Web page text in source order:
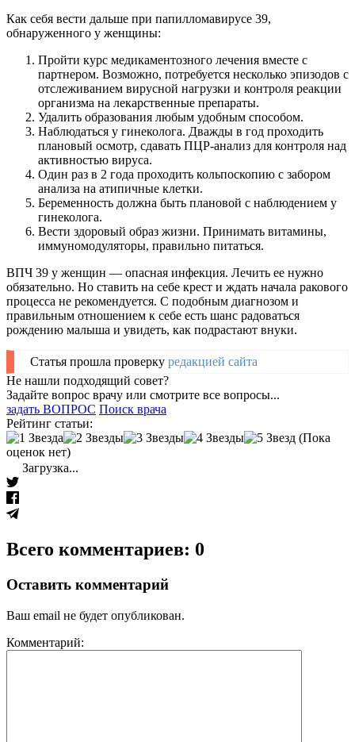
Как себя вести дальше при папилломавирусе 39,
обнаруженного у женщины:
Пройти курс медикаментозного лечения вместе с
партнером. Возможно, потребуется несколько эпизодов с
отслеживанием вирусной нагрузки и контроля реакции
организма на лекарственные препараты.
Удалить образования любым удобным способом.
Наблюдаться у гинеколога. Дважды в год проходить
плановый осмотр, сдавать ПЦР-анализ для контроля над
активностью вируса.
Один раз в 2 года проходить кольпоскопию с забором
анализа на атипичные клетки.
Беременность должна быть плановой с наблюдением у
гинеколога.
Вести здоровый образ жизни. Принимать витамины,
иммуномодуляторы, правильно питаться.
ВПЧ 39 у женщин — опасная инфекция. Лечить ее нужно
обязательно. Но ставить на себе крест и ждать начала ракового
процесса не рекомендуется. С подобным диагнозом и
правильным отношением к себе есть шанс радоваться
рождению малыша и увидеть, как подрастают внуки.
Статья прошла проверку редакцией сайта
Не нашли подходящий совет?
Задайте вопрос врачу или смотрите все вопросы...
задать ВОПРОС Поиск врача
Рейтинг статьи:
(Пока
оценок нет)
Загрузка...
Всего комментариев: 0
Оставить комментарий
Ваш email не будет опубликован.
Комментарий: